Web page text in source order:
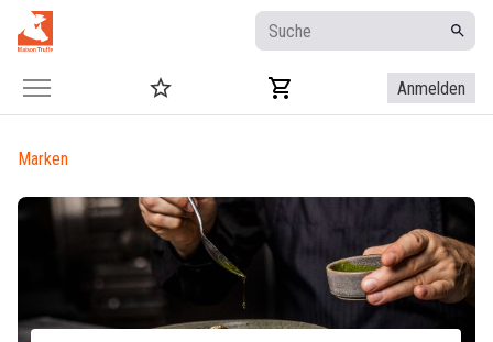
Anmelden
Marken